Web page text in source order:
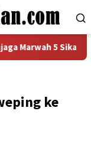
5 Sikap, Bangga
ke